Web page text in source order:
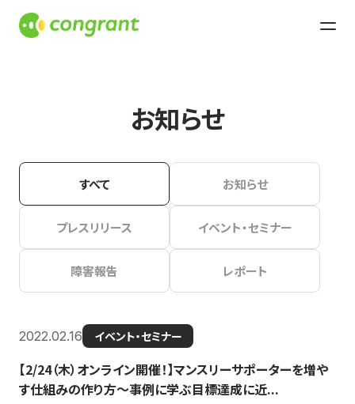
お知らせ
すべて お知らせ
プレスリリース イベント・セミナー
障害報告 レポート
2022.02.16 イベント・セミナー
【2/24（木）オンライン開催！】マンスリーサポーターを増や
す仕組みの作り方〜事例に学ぶ目標達成に近...